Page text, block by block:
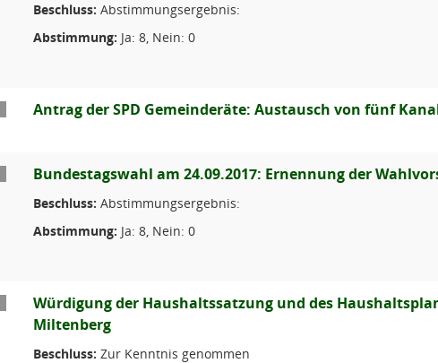
Beschluss: Abstimmungsergebnis:
Abstimmung: Ja: 8, Nein: 0
Antrag der SPD Gemeinderäte: Austausch von fünf
Bundestagswahl am 24.09.2017: Ernennung der
Beschluss: Abstimmungsergebnis:
Abstimmung: Ja: 8, Nein: 0
Würdigung der Haushaltssatzung und des
Miltenberg
Beschluss: Zur Kenntnis genommen